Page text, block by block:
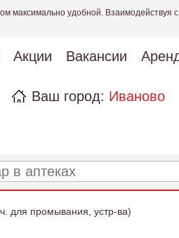
максимально удобной.
Акции Вакансии
Ваш город: Иваново
для промывания, устр-ва)